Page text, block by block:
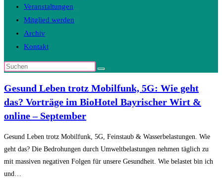
Veranstaltungen
Mitglied werden
Archiv
Kontakt
Diese
durchsuchen
Gesund Leben trotz Mobilfunk, 5G: Wie geht
das? Vorträge im BioHotel Bayrischer Wirt &
online – September
Gesund Leben trotz Mobilfunk, 5G, Feinstaub & Wasserbelastungen. Wie
geht das? Die Bedrohungen durch Umweltbelastungen nehmen täglich zu
mit massiven negativen Folgen für unsere Gesundheit. Wie belastet bin ich
und…